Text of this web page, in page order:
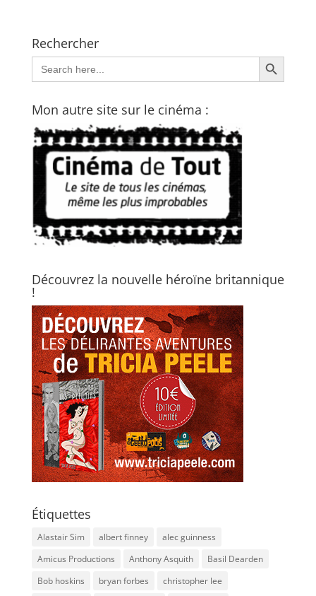
Rechercher
Search
for:
Search Button
Mon autre site sur le cinéma :
Découvrez la nouvelle héroïne britannique
!
Étiquettes
Alastair Sim albert finney
alec guinness
Amicus Productions
Anthony Asquith
Basil Dearden
Bob hoskins
bryan forbes
christopher lee